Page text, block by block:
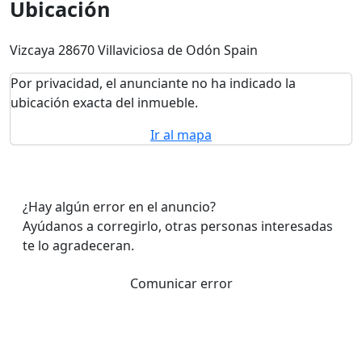
Ubicación
Vizcaya 28670 Villaviciosa de Odón Spain
Por privacidad, el anunciante no ha indicado la
ubicación exacta del inmueble.
Ir al mapa
¿Hay algún error en el anuncio?
Ayúdanos a corregirlo, otras personas interesadas
te lo agradeceran.
Comunicar error